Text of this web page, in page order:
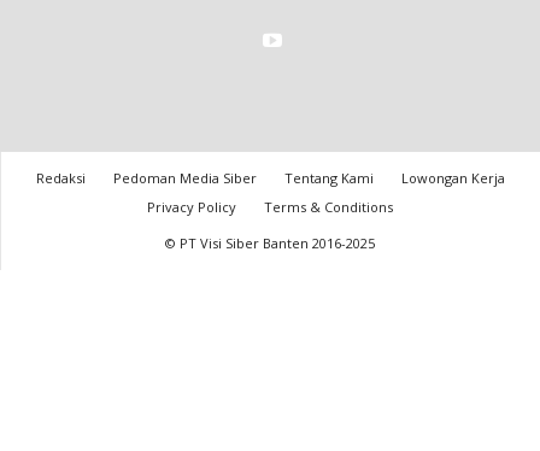
Redaksi Pedoman Media Siber Tentang Kami
Lowongan Kerja
Privacy Policy
Terms & Conditions
© PT Visi Siber Banten 2016-2025